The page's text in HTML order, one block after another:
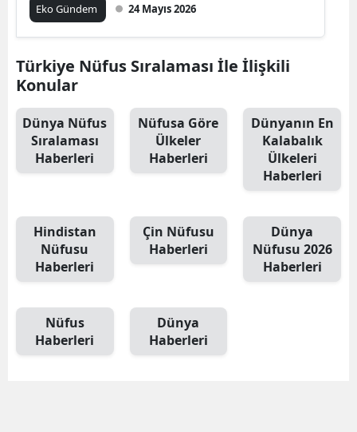
Eko Gündem 24 Mayıs 2026
Türkiye Nüfus Sıralaması İle İlişkili
Konular
Dünya Nüfus
Sıralaması
Haberleri
Nüfusa Göre
Ülkeler
Haberleri
Dünyanın En
Kalabalık
Ülkeleri
Haberleri
Hindistan
Nüfusu
Haberleri
Çin Nüfusu
Haberleri
Dünya
Nüfusu 2026
Haberleri
Nüfus
Haberleri
Dünya
Haberleri